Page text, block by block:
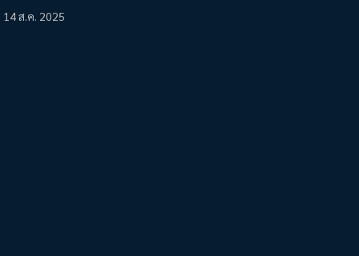
14 ส.ค. 2025